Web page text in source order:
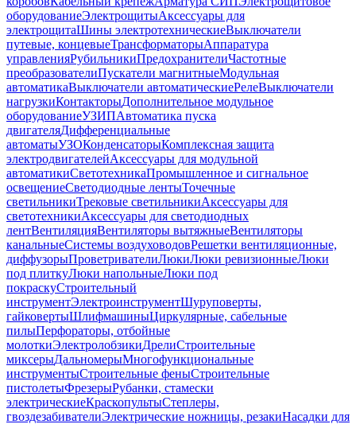
оборудованиеЭлектрощитыАксессуары для
электрощитаШины электротехническиеВыключатели
путевые, концевыеТрансформаторыАппаратура
управленияРубильникиПредохранителиЧастотные
преобразователиПускатели магнитныеМодульная
автоматикаВыключатели автоматическиеРелеВыключатели
нагрузкиКонтакторыДополнительное модульное
оборудованиеУЗИПАвтоматика пуска
двигателяДифференциальные
автоматыУЗОКонденсаторыКомплексная защита
электродвигателейАксессуары для модульной
автоматикиСветотехникаПромышленное и сигнальное
освещениеСветодиодные лентыТочечные
светильникиТрековые светильникиАксессуары для
светотехникиАксессуары для светодиодных
лентВентиляцияВентиляторы вытяжныеВентиляторы
канальныеСистемы воздуховодовРешетки вентиляционные,
диффузорыПроветривателиЛюкиЛюки ревизионныеЛюки
под плиткуЛюки напольныеЛюки под
покраскуСтроительный
инструментЭлектроинструментШуруповерты,
гайковертыШлифмашиныЦиркулярные, сабельные
пилыПерфораторы, отбойные
молоткиЭлектролобзикиДрелиСтроительные
миксерыДальномерыМногофункциональные
инструментыСтроительные феныСтроительные
пистолетыФрезерыРубанки, стамески
электрическиеКраскопультыСтеплеры,
гвоздезабивателиЭлектрические ножницы, резакиНасадки для